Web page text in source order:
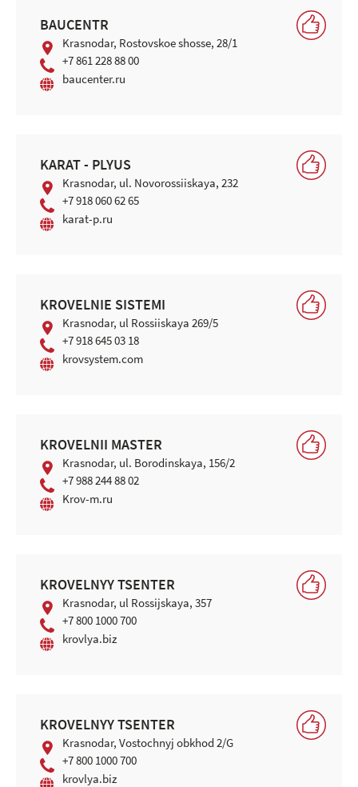
BAUCENTR
Krasnodar, Rostovskoe shosse, 28/1
+7 861 228 88 00
baucenter.ru
KARAT - PLYUS
Krasnodar, ul. Novorossiiskaya, 232
+7 918 060 62 65
karat-p.ru
KROVELNIE SISTEMI
Krasnodar, ul Rossiiskaya 269/5
+7 918 645 03 18
krovsystem.com
KROVELNII MASTER
Krasnodar, ul. Borodinskaya, 156/2
+7 988 244 88 02
Krov-m.ru
KROVELNYY TSENTER
Krasnodar, ul Rossijskaya, 357
+7 800 1000 700
krovlya.biz
KROVELNYY TSENTER
Krasnodar, Vostochnyj obkhod 2/G
+7 800 1000 700
krovlya.biz